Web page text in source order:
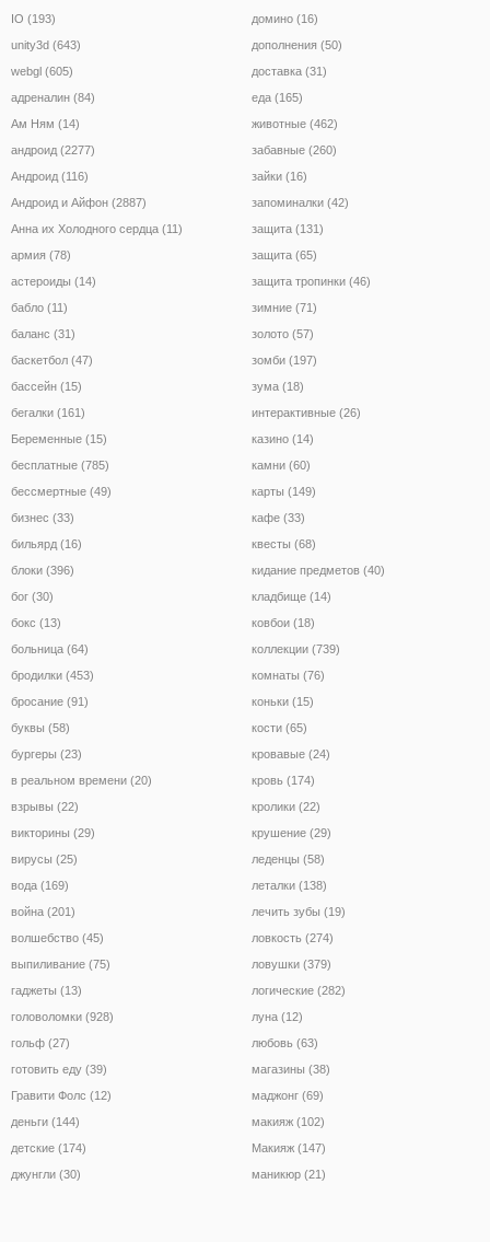
IO (193)
unity3d (643)
webgl (605)
адреналин (84)
Ам Ням (14)
андроид (2277)
Андроид (116)
Андроид и Айфон (2887)
Анна их Холодного сердца (11)
армия (78)
астероиды (14)
бабло (11)
баланс (31)
баскетбол (47)
бассейн (15)
бегалки (161)
Беременные (15)
бесплатные (785)
бессмертные (49)
бизнес (33)
бильярд (16)
блоки (396)
бог (30)
бокс (13)
больница (64)
бродилки (453)
бросание (91)
буквы (58)
бургеры (23)
в реальном времени (20)
взрывы (22)
викторины (29)
вирусы (25)
вода (169)
война (201)
волшебство (45)
выпиливание (75)
гаджеты (13)
головоломки (928)
гольф (27)
готовить еду (39)
Гравити Фолс (12)
деньги (144)
детские (174)
джунгли (30)
домино (16)
дополнения (50)
доставка (31)
еда (165)
животные (462)
забавные (260)
зайки (16)
запоминалки (42)
защита (131)
защита (65)
защита тропинки (46)
зимние (71)
золото (57)
зомби (197)
зума (18)
интерактивные (26)
казино (14)
камни (60)
карты (149)
кафе (33)
квесты (68)
кидание предметов (40)
кладбище (14)
ковбои (18)
коллекции (739)
комнаты (76)
коньки (15)
кости (65)
кровавые (24)
кровь (174)
кролики (22)
крушение (29)
леденцы (58)
леталки (138)
лечить зубы (19)
ловкость (274)
ловушки (379)
логические (282)
луна (12)
любовь (63)
магазины (38)
маджонг (69)
макияж (102)
Макияж (147)
маникюр (21)